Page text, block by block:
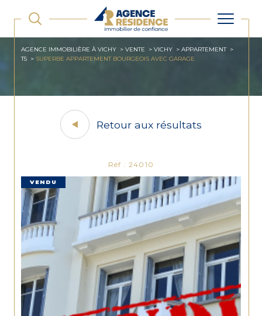
AGENCE IMMOBILIÈRE À VICHY VENTE VICHY
APPARTEMENT
T5
SUPERBE APPARTEMENT BOURGEOIS AVEC GARAGE
Retour aux résultats
Réf : 24010
VENDU